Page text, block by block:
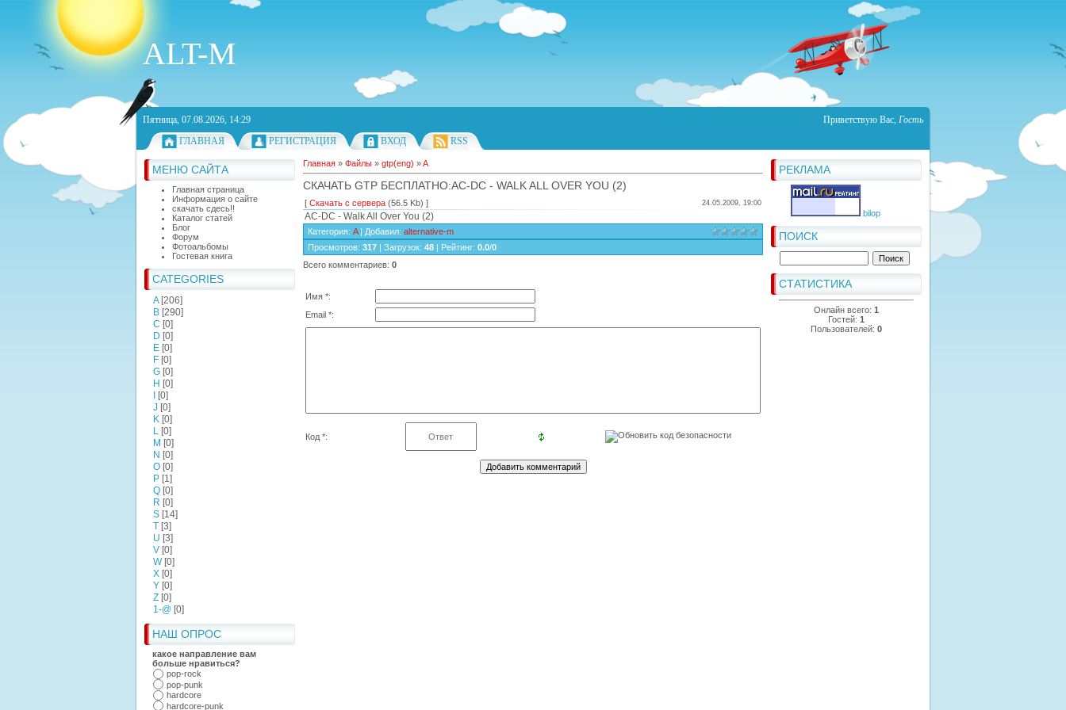
ALT-M
Пятница, 07.08.2026, 14:29 Приветствую Вас, Гость
ГЛАВНАЯ
РЕГИСТРАЦИЯ ВХОД RSS
МЕНЮ САЙТА
Главная страница
Информация о сайте
скачать сдесь!!
Каталог статей
Блог
Форум
Фотоальбомы
Гостевая книга
CATEGORIES
A [206]
B [290]
C [0]
D [0]
E [0]
F [0]
G [0]
H [0]
[0]
J [0]
K [0]
L [0]
M [0]
N [0]
O [0]
P [1]
Q [0]
R [0]
S [14]
T [3]
U [3]
V [0]
W [0]
X [0]
Y [0]
Z [0]
1-@ [0]
НАШ ОПРОС
какое направление вам
больше нравиться?
pop-rock
pop-punk
hardcore
hardcore-punk
РЕКЛАМА
bilop
ПОИСК
СТАТИСТИКА
Онлайн всего: 1
Гостей: 1
Пользователей: 0
Главная » Файлы » gtp(eng) »A
СКАЧАТЬ GTP БЕСПЛАТНО:AC-DC - WALK ALL OVER YOU (2)
[ Скачать с сервера (56.5 Kb) ] 24.05.2009, 19:00
AC-DC - Walk All Over You (2)
Категория: A| Добавил: alternative-m
Просмотров: 317 | Загрузок: 48 | Рейтинг: 0.0/0
Всего комментариев: 0
Имя *:
Email *:
Код *: